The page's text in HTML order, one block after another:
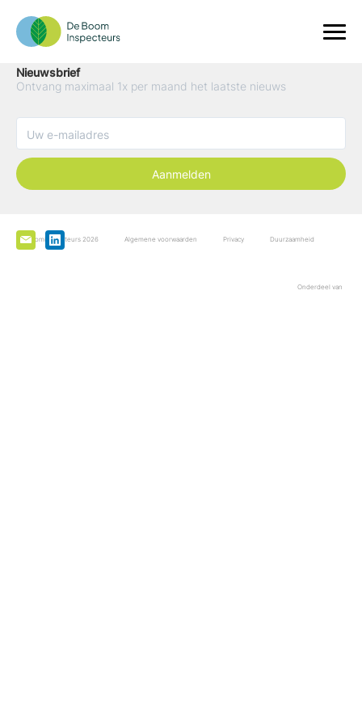
Nieuwsbrief
Ontvang maximaal 1x per maand het laatste nieuws
Aanmelden
De Boominspecteurs 2026 Algemene voorwaarden Privacy Duurzaamheid
Onderdeel van